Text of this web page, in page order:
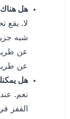
هل هناك
لا. يقع
شبه
عن
عن
هل
نعم.
القفز